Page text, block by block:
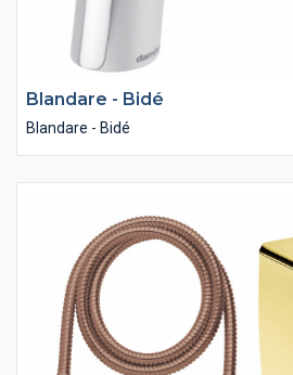
Blandare - Bidé
Blandare - Bidé